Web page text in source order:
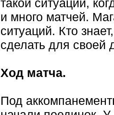
такой ситуации,
и много матчей.
ситуаций. Кто
сделать для своей
Ход матча.
Под